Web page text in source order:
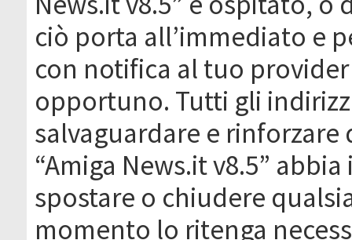
ciò porta all’immediato e
con notifica al tuo
opportuno. Tutti gli
salvaguardare e
“Amiga News.it v8.5”
spostare o chiudere
momento lo ritenga